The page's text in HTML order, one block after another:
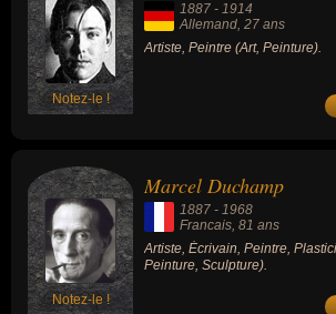
Notez-le !
1887 - 1914
Allemand, 27 ans
Artiste, Peintre (Art, Peinture).
Notez-le !
Marcel Duchamp
1887 - 1968
Francais , 81 ans
Artiste, Écrivain, Peintre,
Peinture, Sculpture).